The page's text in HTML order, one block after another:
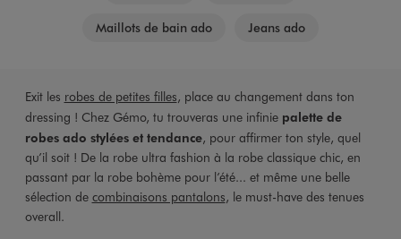
Maillots de bain ado Jeans ado
Exit les robes de petites filles, place au changement dans ton
dressing ! Chez Gémo, tu trouveras une infinie palette de
robes ado stylées et tendance, pour affirmer ton style, quel
qu’il soit ! De la robe ultra fashion à la robe classique chic, en
passant par la robe bohème pour l’été... et même une belle
sélection de combinaisons pantalons, le must-have des tenues
overall.